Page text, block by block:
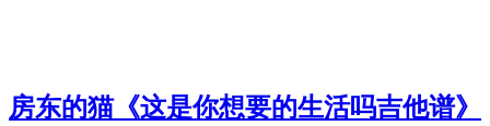
房东的猫《这是你想要的生活吗吉他谱》